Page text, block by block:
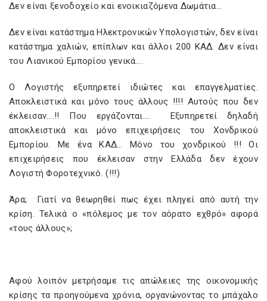
Δεν είναι ξενοδοχείο και ενοικιαζόμενα Δωμάτια…
Δεν είναι κατάστημα Ηλεκτρονικών Υπολογιστών, δεν είναι
κατάστημα χαλιών, επίπλων και άλλοι 200 ΚΑΔ. Δεν είναι
του Λιανικού Εμπορίου γενικά….
Ο Λογιστής εξυπηρετεί ιδιώτες και επαγγελματίες.
Αποκλειστικά και μόνο τους άλλους !!!! Αυτούς που δεν
έκλεισαν….!! Που εργάζονται.… Εξυπηρετεί δηλαδή
αποκλειστικά και μόνο επιχειρήσεις του Χονδρικού
Εμπορίου. Με ένα ΚΑΔ… Μόνο του χονδρικού !!! Οι
επιχειρήσεις που έκλεισαν στην Ελλάδα δεν έχουν
Λογιστή Φοροτεχνικό. (!!!)
Άρα; Γιατί να θεωρηθεί πως έχει πληγεί από αυτή την
κρίση. Τελικά ο «πόλεμος με τον αόρατο εχθρό» αφορά
«τους άλλους»;
Αφού λοιπόν μετρήσαμε τις απώλειες της οικονομικής
κρίσης τα προηγούμενα χρόνια, οργανώνοντας το μπάχαλο